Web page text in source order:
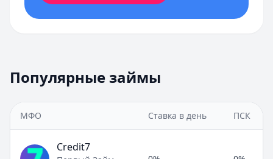
Популярные займы
МФО Ставка в день ПСК
Credit7